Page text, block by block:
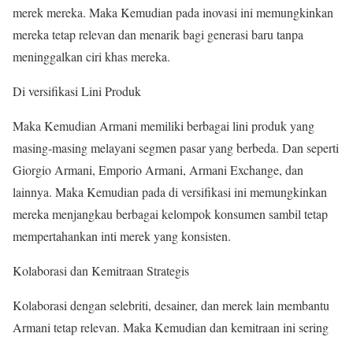
merek mereka. Maka Kemudian pada inovasi ini memungkinkan
mereka tetap relevan dan menarik bagi generasi baru tanpa
meninggalkan ciri khas mereka.
Di versifikasi Lini Produk
Maka Kemudian Armani memiliki berbagai lini produk yang
masing-masing melayani segmen pasar yang berbeda. Dan seperti
Giorgio Armani, Emporio Armani, Armani Exchange, dan
lainnya. Maka Kemudian pada di versifikasi ini memungkinkan
mereka menjangkau berbagai kelompok konsumen sambil tetap
mempertahankan inti merek yang konsisten.
Kolaborasi dan Kemitraan Strategis
Kolaborasi dengan selebriti, desainer, dan merek lain membantu
Armani tetap relevan. Maka Kemudian dan kemitraan ini sering